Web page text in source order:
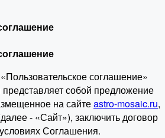
соглашение»
собой предложение
на сайтеastro-mosaic.ru,
- «Сайт»), заключить договор
Соглашения.